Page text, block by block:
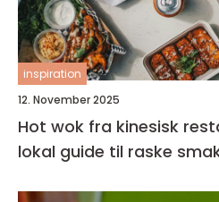
inspiration
12. November 2025
Hot wok fra kinesisk
lokal guide til raske